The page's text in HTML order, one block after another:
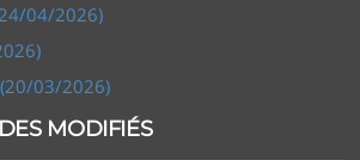
04/2026)
03/2026)
MODIFIÉS